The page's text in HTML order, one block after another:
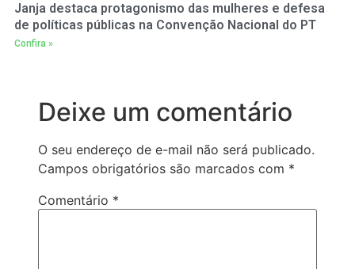
Janja destaca protagonismo das mulheres e defesa
de políticas públicas na Convenção Nacional do PT
Confira »
Deixe um comentário
O seu endereço de e-mail não será publicado.
Campos obrigatórios são marcados com *
Comentário *